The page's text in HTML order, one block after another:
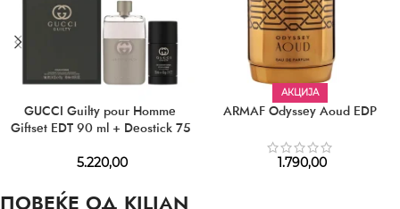
GUCCI Guilty pour Homme
Giftset EDT 90 ml + Deostick 75
5.220,00
АКЦИЈА
ARMAF Odyssey Aoud EDP
1.790,00
ПОВЕЌЕ ОД KILIAN